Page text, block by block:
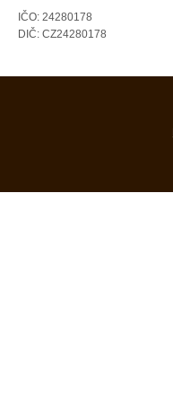
IČO: 24280178
DIČ: CZ24280178